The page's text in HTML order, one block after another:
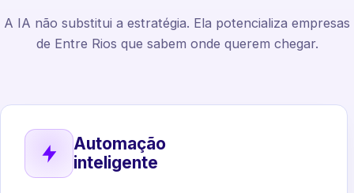
A IA não substitui a estratégia. Ela potencializa empresas
de Entre Rios que sabem onde querem chegar.
Automação
inteligente